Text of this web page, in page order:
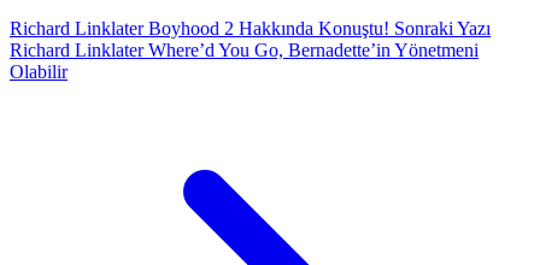
Richard Linklater Boyhood 2 Hakkında Konuştu! Sonraki Yazı
Richard Linklater Where’d You Go, Bernadette’in Yönetmeni
Olabilir